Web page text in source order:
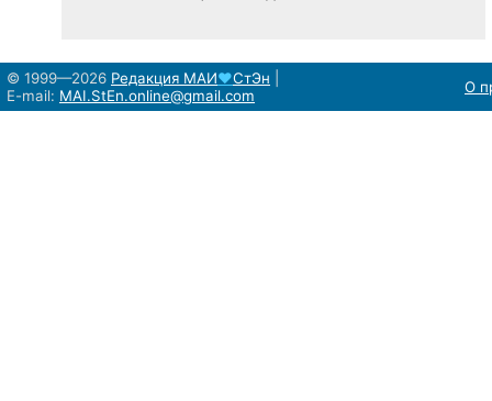
© 1999—2026 Редакция МАИ♥СтЭн
E-mail: MAI.StEn.online@gmail.com О